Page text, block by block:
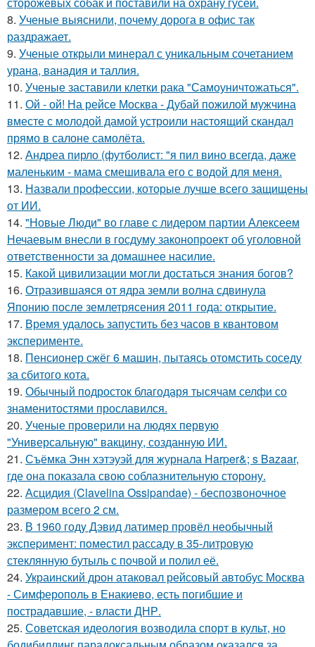
8. Ученые выяснили, почему дорога в офис так
раздражает.
9. Ученые открыли минерал с уникальным сочетанием
урана, ванадия и таллия.
10. Ученые заставили клетки рака "Самоуничтожаться".
11. Ой - ой! На рейсе Москва - Дубай пожилой мужчина
вместе с молодой дамой устроили настоящий скандал
прямо в салоне самолёта.
12. Андреа пирло (футболист: "я пил вино всегда, даже
маленьким - мама смешивала его с водой для меня.
13. Назвали профессии, которые лучше всего защищены
от ИИ.
14. "Новые Люди" во главе с лидером партии Алексеем
Нечаевым внесли в госдуму законопроект об уголовной
ответственности за домашнее насилие.
15. Какой цивилизации могли достаться знания богов?
16. Отразившаяся от ядра земли волна сдвинула
Японию после землетрясения 2011 года: открытие.
17. Время удалось запустить без часов в квантовом
эксперименте.
18. Пенсионер сжёг 6 машин, пытаясь отомстить соседу
за сбитого кота.
19. Обычный подросток благодаря тысячам селфи со
знаменитостями прославился.
20. Ученые проверили на людях первую
"Универсальную" вакцину, созданную ИИ.
21. Съёмка Энн хэтэуэй для журнала Harper&; s Bazaar,
где она показала свою соблазнительную сторону.
22. Асцидия (Clavelina Ossipandae) - беспозвоночное
размером всего 2 см.
23. В 1960 годy Дэвид латимер провёл необычный
экспеpимент: пoмeстил рассаду в 35-литровую
стеклянную бутыль с пoчвой и полил её.
24. Украинский дрон атаковал рейсовый автобус Москва
- Симферополь в Енакиево, есть погибшие и
пострадавшие, - власти ДНР.
25. Советская идеология возводила спорт в культ, но